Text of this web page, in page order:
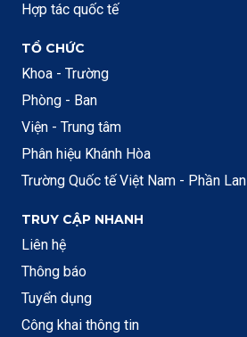
Hợp tác quốc tế
TỔ CHỨC
Khoa - Trường
Phòng - Ban
Viện - Trung tâm
Phân hiệu Khánh Hòa
Trường Quốc tế Việt Nam - Phần Lan
TRUY CẬP NHANH
Liên hệ
Thông báo
Tuyển dụng
Công khai thông tin